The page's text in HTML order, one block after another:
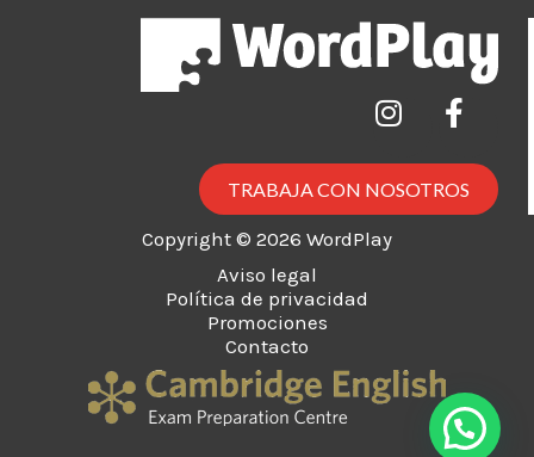
TRABAJA CON NOSOTROS
Copyright © 2026 WordPlay
Aviso legal
Política de privacidad
Promociones
Contacto
¡Hola! ¿Tienes alguna duda?